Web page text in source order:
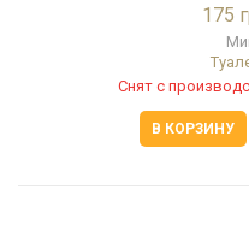
175
Снят с
В КОРЗИНУ